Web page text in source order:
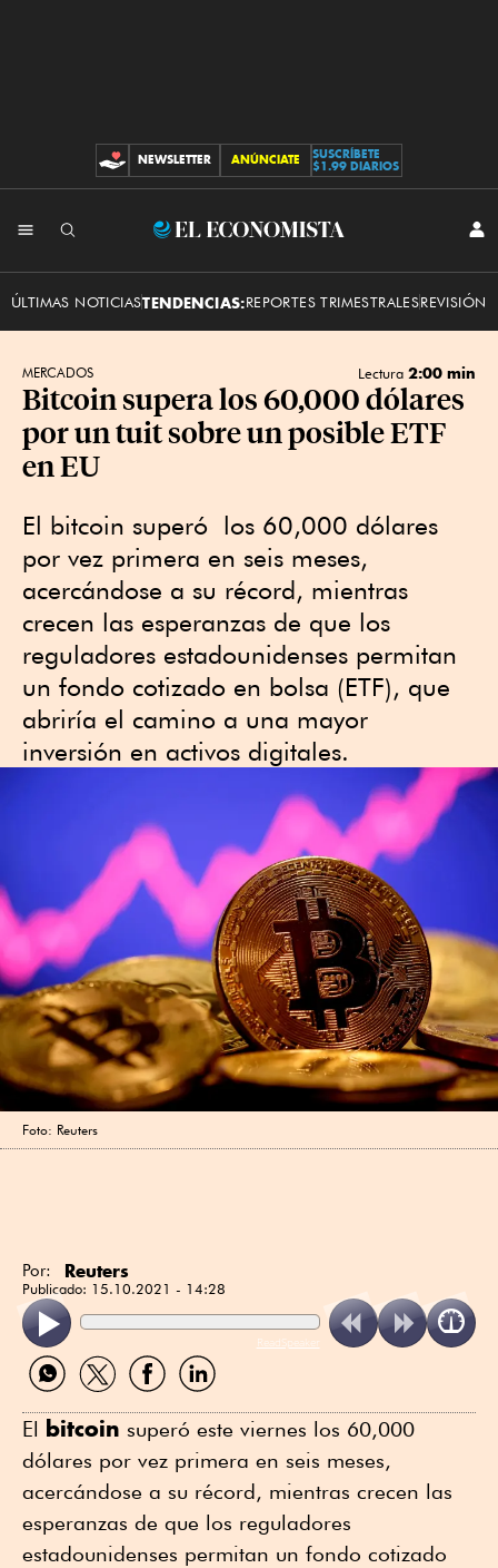
CONTRIBUCIONES
NEWSLETTER ANÚNCIATE
SUSCRÍBETE
$1.99 DIARIOS
El
ÚLTIMAS NOTICIASTENDENCIAS:REPORTES TRIMESTRALESREVISIÓN
MERCADOS Lectura 2:00 min
Bitcoin supera los 60,000 dólares
por un tuit sobre un posible ETF
en EU
El bitcoin superó los 60,000 dólares
por vez primera en seis meses,
acercándose a su récord, mientras
crecen las esperanzas de que los
reguladores estadounidenses permitan
un fondo cotizado en bolsa (ETF), que
abriría el camino a una mayor
inversión en activos digitales.
Foto: Reuters
Por: Reuters
Publicado: 15.10.2021 - 14:28
ReadSpeaker
Compartir
por
Compartir
por
Compartir
por
Compartir
por
El bitcoin superó este viernes los 60,000
dólares por vez primera en seis meses,
acercándose a su récord, mientras crecen las
esperanzas de que los reguladores
estadounidenses permitan un fondo cotizado